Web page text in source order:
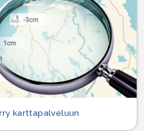
karttapalveluun